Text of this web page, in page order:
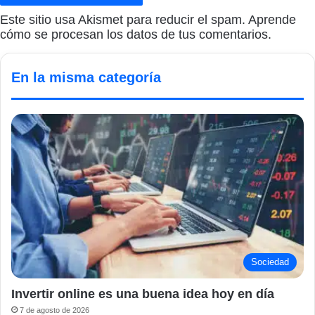
Este sitio usa Akismet para reducir el spam. Aprende
cómo se procesan los datos de tus comentarios.
En la misma categoría
Sociedad
Invertir online es una buena idea hoy en día
7 de agosto de 2026